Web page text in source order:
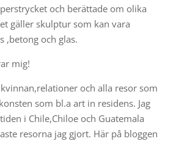
och berättade om olika
gäller skulptur som kan vara
,betong och glas.
mig!
och alla resor som
som bl.a art in residens. Jag
i Chile,Chiloe och Guatemala
resorna jag gjort. Här på bloggen